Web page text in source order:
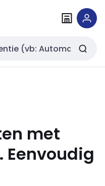
met
Eenvoudig